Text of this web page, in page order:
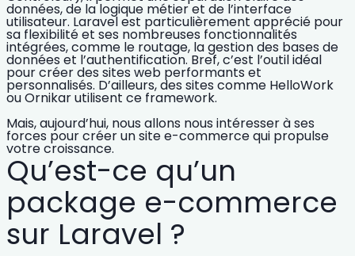
données, de la logique métier et de l’interface
utilisateur. Laravel est particulièrement apprécié pour
sa flexibilité et ses nombreuses fonctionnalités
intégrées, comme le routage, la gestion des bases de
données et l’authentification. Bref, c’est l’outil idéal
pour créer des sites web performants et
personnalisés. D’ailleurs, des sites comme HelloWork
ou Ornikar utilisent ce framework.
Mais, aujourd’hui, nous allons nous intéresser à ses
forces pourcréer un site e-commercequi propulse
votre croissance.
Qu’est-ce qu’un
package e-commerce
sur Laravel ?